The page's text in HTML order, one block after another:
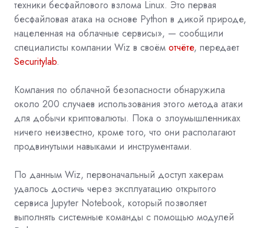
техники бесфайлового взлома Linux. Это первая
бесфайловая атака на основе Python в дикой природе,
нацеленная на облачные сервисы», — сообщили
специалисты компании Wiz в своём отчёте, передает
Securitylab.
Компания по облачной безопасности обнаружила
около 200 случаев использования этого метода атаки
для добычи криптовалюты. Пока о злоумышленниках
ничего неизвестно, кроме того, что они располагают
продвинутыми навыками и инструментами.
По данным Wiz, первоначальный доступ хакерам
удалось достичь через эксплуатацию открытого
сервиса Jupyter Notebook, который позволяет
выполнять системные команды с помощью модулей